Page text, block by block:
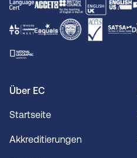
Über EC
Startseite
Akkreditierungen